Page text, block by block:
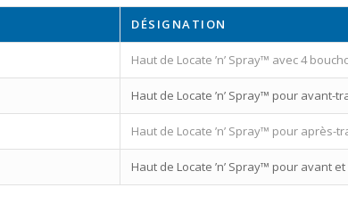
DÉSIGNATION
Haut de Locate ’n’ Spray™ avec 4
Haut de Locate ’n’ Spray™ pour
Haut de Locate ’n’ Spray™ pour
Haut de Locate ’n’ Spray™ pour avant